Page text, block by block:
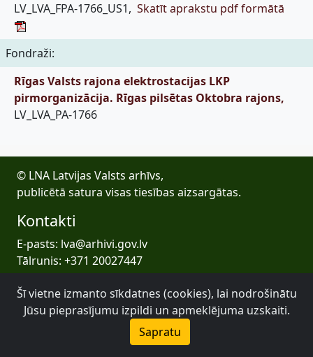
LV_LVA_FPA-1766_US1, Skatīt aprakstu pdf formātā
Fondraži:
Rīgas Valsts rajona elektrostacijas LKP
pirmorganizācija. Rīgas pilsētas Oktobra rajons,
LV_LVA_PA-1766
© LNA Latvijas Valsts arhīvs,
publicētā satura visas tiesības aizsargātas.
Kontakti
E-pasts: lva@arhivi.gov.lv
Tālrunis: +371 20027447
Bezdelīgu 1A, Rīga
Latvijas Valsts arhīvs
Šī vietne izmanto sīkdatnes (cookies), lai nodrošinātu
Jūsu pieprasījumu izpildi un apmeklējuma uzskaiti.
Sapratu